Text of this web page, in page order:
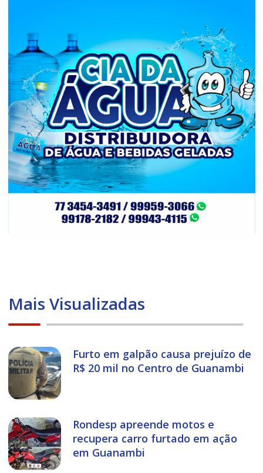
Mais Visualizadas
Furto em galpão causa prejuízo de
R$ 20 mil no Centro de Guanambi
Rondesp apreende motos e
recupera carro furtado em ação
em Guanambi